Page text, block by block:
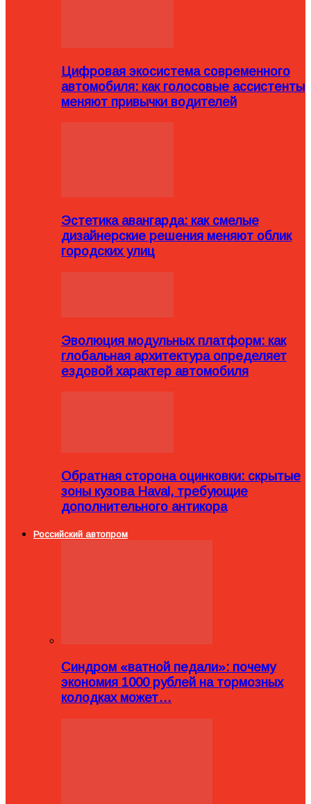
Цифровая экосистема современного
автомобиля: как голосовые ассистенты
меняют привычки водителей
Эстетика авангарда: как смелые
дизайнерские решения меняют облик
городских улиц
Эволюция модульных платформ: как
глобальная архитектура определяет
ездовой характер автомобиля
Обратная сторона оцинковки: скрытые
зоны кузова Haval, требующие
дополнительного антикора
Российский автопром
Синдром «ватной педали»: почему
экономия 1000 рублей на тормозных
колодках может…